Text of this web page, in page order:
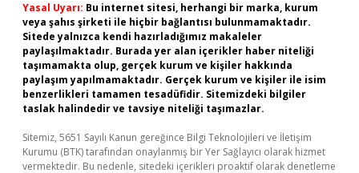
Yasal Uyarı: Bu internet sitesi, herhangi bir marka, kurum
veya şahıs şirketi ile hiçbir bağlantısı bulunmamaktadır.
Sitede yalnızca kendi hazırladığımız makaleler
paylaşılmaktadır. Burada yer alan içerikler haber niteliği
taşımamakta olup, gerçek kurum ve kişiler hakkında
paylaşım yapılmamaktadır. Gerçek kurum ve kişiler ile isim
benzerlikleri tamamen tesadüfidir. Sitemizdeki bilgiler
taslak halindedir ve tavsiye niteliği taşımazlar.
Sitemiz, 5651 Sayılı Kanun gereğince Bilgi Teknolojileri ve İletişim
Kurumu (BTK) tarafından onaylanmış bir Yer Sağlayıcı olarak hizmet
vermektedir. Bu nedenle, sitedeki içerikleri proaktif olarak denetleme